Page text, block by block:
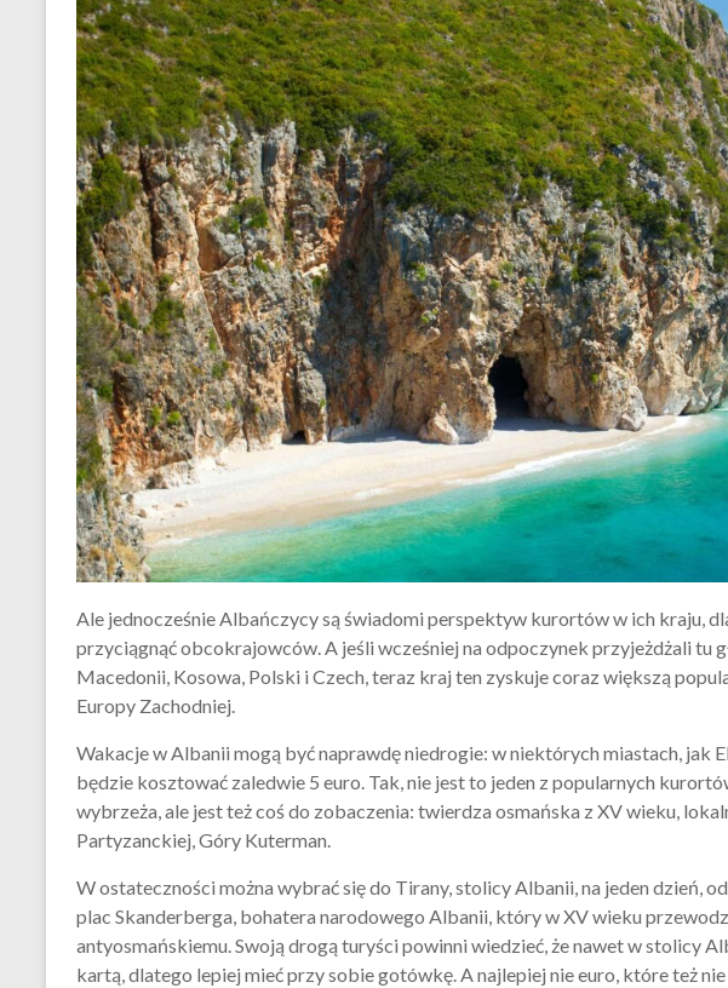
Ale jednocześnie Albańczycy są świadomi perspektyw kurortów w ich kraju,
przyciągnąć obcokrajowców. A jeśli wcześniej na odpoczynek przyjeżdżali tu
Macedonii, Kosowa, Polski i Czech, teraz kraj ten zyskuje coraz większą
Europy Zachodniej.
Wakacje w Albanii mogą być naprawdę niedrogie: w niektórych miastach, jak
będzie kosztować zaledwie 5 euro. Tak, nie jest to jeden z popularnych
wybrzeża, ale jest też coś do zobaczenia: twierdza osmańska z XV wieku,
Partyzanckiej, Góry Kuterman.
W ostateczności można wybrać się do Tirany, stolicy Albanii, na jeden dzień,
plac Skanderberga, bohatera narodowego Albanii, który w XV wieku
antyosmańskiemu. Swoją drogą turyści powinni wiedzieć, że nawet w stolicy
kartą, dlatego lepiej mieć przy sobie gotówkę. A najlepiej nie euro, które też